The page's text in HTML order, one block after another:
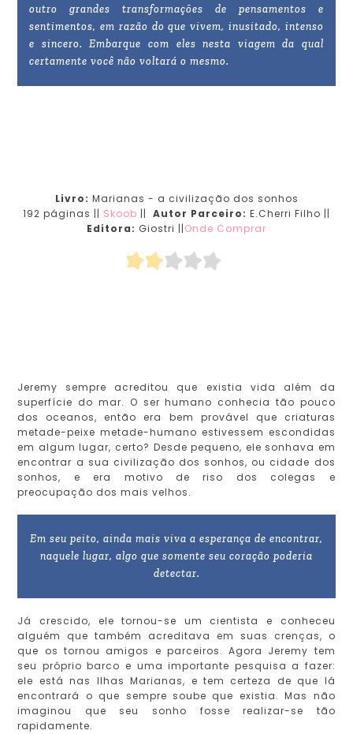
outro grandes transformações de pensamentos e
sentimentos, em razão do que vivem, inusitado, intenso
e sincero. Embarque com eles nesta viagem da qual
certamente você não voltará o mesmo.
Livro: Marianas - a civilização dos sonhos
192 páginas || Skoob || Autor Parceiro: E.Cherri Filho ||
Editora: Giostri ||Onde Comprar
Jeremy sempre acreditou que existia vida além da
superfície do mar. O ser humano conhecia tão pouco
dos oceanos, então era bem provável que criaturas
metade-peixe metade-humano estivessem escondidas
em algum lugar, certo? Desde pequeno, ele sonhava em
encontrar a sua civilização dos sonhos, ou cidade dos
sonhos, e era motivo de riso dos colegas e
preocupação dos mais velhos.
Em seu peito, ainda mais viva a esperança de encontrar,
naquele lugar, algo que somente seu coração poderia
detectar.
Já crescido, ele tornou-se um cientista e conheceu
alguém que também acreditava em suas crenças, o
que os tornou amigos e parceiros. Agora Jeremy tem
seu próprio barco e uma importante pesquisa a fazer:
ele está nas Ilhas Marianas, e tem certeza de que lá
encontrará o que sempre soube que existia. Mas não
imaginou que seu sonho fosse realizar-se tão
rapidamente.